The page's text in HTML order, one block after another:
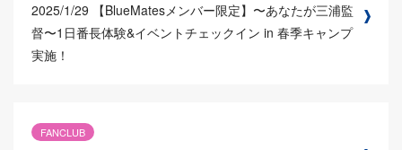
2025/1/29
【BlueMatesメンバー限定】〜あなたが三浦監
督〜1日番長体験&イベントチェックイン in 春季キャンプ
実施！
FANCLUB